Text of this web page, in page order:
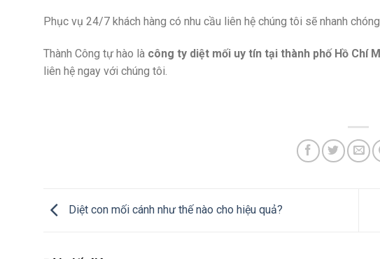
Phục vụ 24/7 khách hàng có nhu cầu liên hệ chúng tôi sẽ nhanh
Thành Công tự hào là công ty diệt mối uy tín tại thành phố Hồ Chí
liên hệ ngay với chúng tôi.
Diệt con mối cánh như thế nào cho hiệu quả?